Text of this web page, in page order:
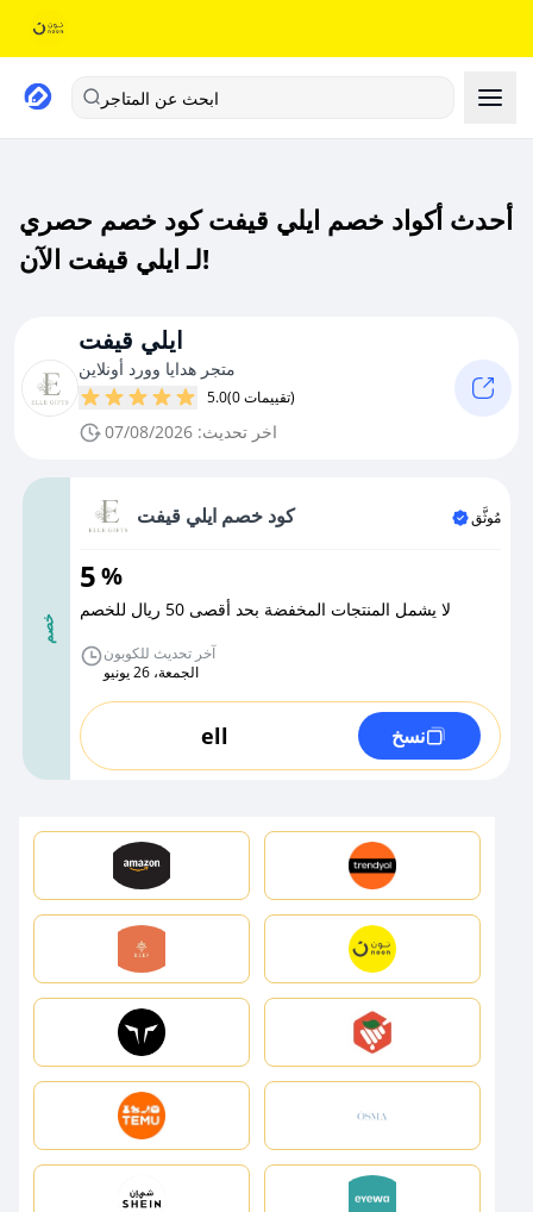
ابحث عن المتاجر
أحدث أكواد خصم ايلي قيفت كود خصم حصري
لـ ايلي قيفت الآن!
ايلي قيفت
متجر هدايا وورد أونلاين
5.0 (0 تقييمات)
اخر تحديث: 07/08/2026
خصم
كود خصم ايلي قيفت مُوثَّق
5%
لا يشمل المنتجات المخفضة بحد أقصى 50 ريال للخصم
آخر تحديث للكوبون
الجمعة، 26 يونيو
ell نسخ